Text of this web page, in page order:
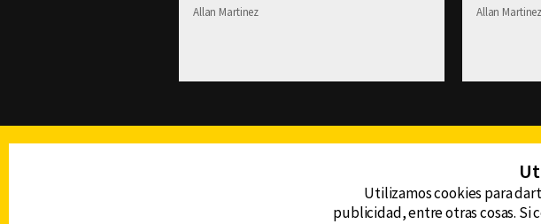
Allan Martinez Allan Martinez
Utilizamos cookies para
publicidad, entre otras cosas. Si